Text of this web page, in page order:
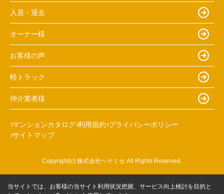
入居・退去
オーナー様
お客様の声
軽トラック
仲介業者様
マンションカタログ 利用規約 プライバシーポリシー
サイトマップ
Copyright(c) 株式会社ヘヤミセ All Rights Reserved.
当サイトでは、お客様の当サイト利用状況把握、サービス向上検討を目的と